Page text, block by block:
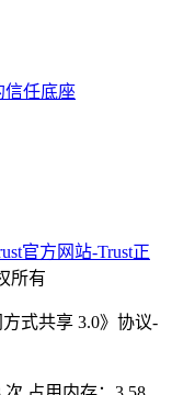
信任底座
官方网站-Trust正
所有
式共享 3.0》协议-